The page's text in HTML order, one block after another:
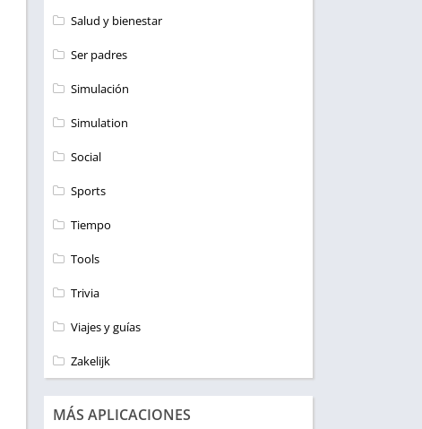
Salud y bienestar
Ser padres
Simulación
Simulation
Social
Sports
Tiempo
Tools
Trivia
Viajes y guías
Zakelijk
MÁS APLICACIONES